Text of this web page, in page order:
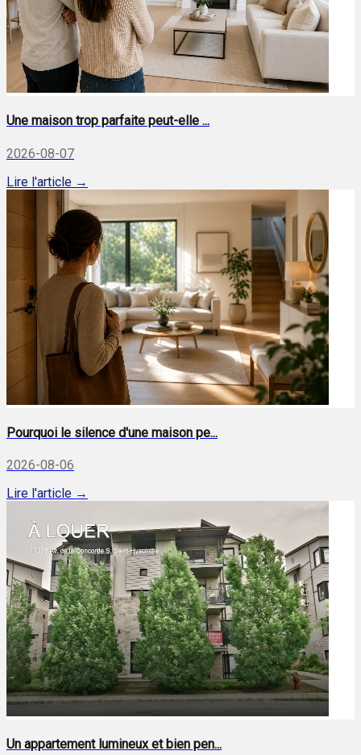
Une maison trop parfaite peut-elle ...
2026-08-07
Lire l'article →
Pourquoi le silence d'une maison pe...
2026-08-06
Lire l'article →
Un appartement lumineux et bien pen...